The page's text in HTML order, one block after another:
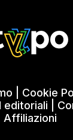
Cookie
editoriali
Affiliazioni